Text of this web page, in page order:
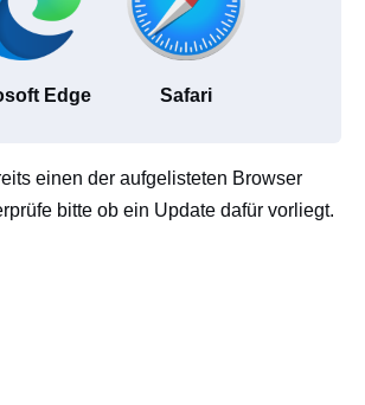
Edge Safari
einen der aufgelisteten Browser
bitte ob ein Update dafür vorliegt.